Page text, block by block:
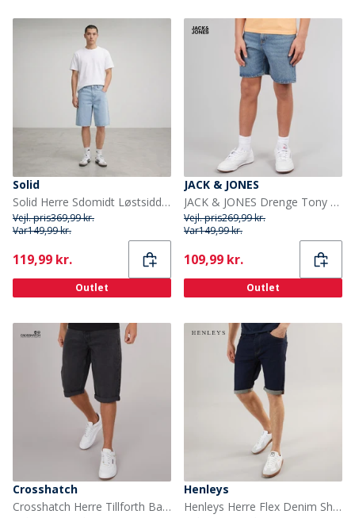
Solid
Solid Herre Sdomidt Løstsiddende Denim Shorts Light Blue Denim
Vejl. pris369,99 kr.
Var149,99 kr.
Current
119,99 kr.
Outlet
JACK & JONES
JACK & JONES Drenge Tony Akm 310 Shorts Blue Denim
Vejl. pris269,99 kr.
Var149,99 kr.
Current
109,99 kr.
Outlet
Crosshatch
Crosshatch Herre Tillforth Baggy Denim Shorts Sort Vask
Henleys
Henleys Herre Flex Denim Shorts Rå